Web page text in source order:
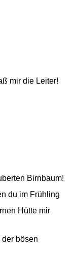
mir die Leiter!
Birnbaum!
du im Frühling
Hütte mir
bösen